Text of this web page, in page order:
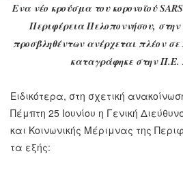
Ενα νέο κρούσμα του κορονοϊού
Περιφέρεια Πελοποννήσου,
προσβληθέντων ανέρχεται πλέον
καταγράφηκε στην Π.Ε.
Ειδικότερα, στη σχετική
Πέμπτη 25 Ιουνίου η Γενική
και Κοινωνικής Μέριμνας της
τα εξής: